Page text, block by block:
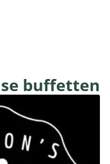
buffetten